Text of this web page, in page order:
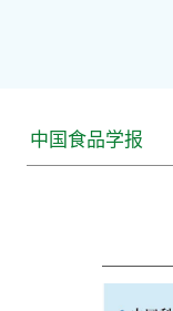
中国食品学报